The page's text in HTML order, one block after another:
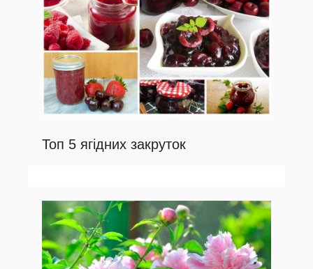
Топ 5 ягідних закруток